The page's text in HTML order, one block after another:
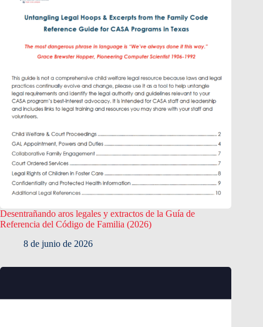
Desentrañando aros legales y extractos de la Guía de
Referencia del Código de Familia (2026)
8 de junio de 2026